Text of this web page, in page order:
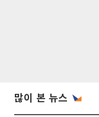
많이 본 뉴스